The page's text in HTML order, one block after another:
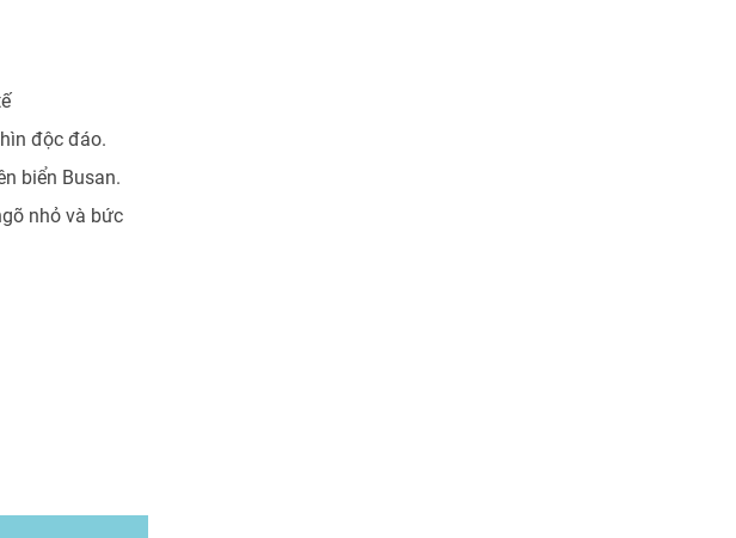
độc đáo.
biển Busan.
nhỏ và bức